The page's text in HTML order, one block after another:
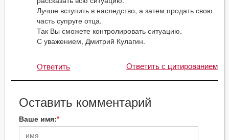
Лучше вступить в наследство, а затем продать свою
часть супруге отца.
Так Вы сможете контролировать ситуацию.
С уважением, Дмитрий Кулагин.
Ответить Ответить с цитированием
Оставить комментарий
Ваше имя: